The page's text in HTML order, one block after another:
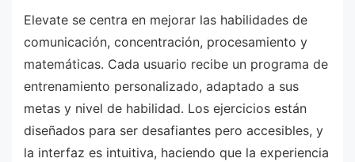
Elevate se centra en mejorar las habilidades de
comunicación, concentración, procesamiento y
matemáticas. Cada usuario recibe un programa de
entrenamiento personalizado, adaptado a sus
metas y nivel de habilidad. Los ejercicios están
diseñados para ser desafiantes pero accesibles, y
la interfaz es intuitiva, haciendo que la experiencia